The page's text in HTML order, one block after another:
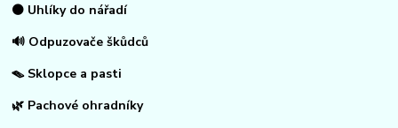
⚫ Uhlíky do nářadí
🔊 Odpuzovače škůdců
🪤 Sklopce a pasti
🌿 Pachové ohradníky